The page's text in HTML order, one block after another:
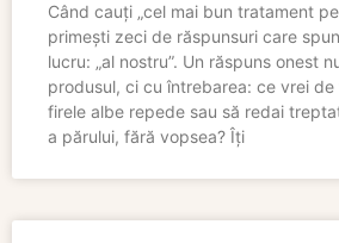
Când cauți „cel mai bun tratament
primești zeci de răspunsuri care
lucru: „al nostru”. Un răspuns onest
produsul, ci cu întrebarea: ce vrei
firele albe repede sau să redai
a părului, fără vopsea? Îți